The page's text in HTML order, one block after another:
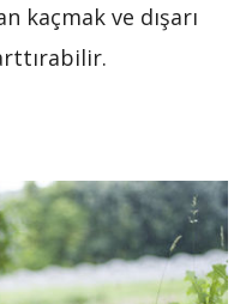
kaçmak ve dışarı
arttırabilir.